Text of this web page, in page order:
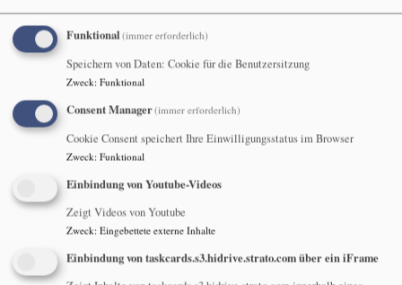
Eberhard Wunder
Man hätte zu dieser
Lutherwegwanderung in
dem Zug anreisen
durch den Wald geführten Lutherweg entschieden wir
uns, durch die schöne Wiesenaue entlang der
(manchmal glucksenden) Itz (und später der Röden)
hin zur Domäne in Rödental zu laufen. Nach knapp
Funktional (immer erforderlich)
Speichern von Daten: Cookie für die Benutzersitzung
Zweck: Funktional
Consent Manager(immer erforderlich)
Cookie Consent speichert Ihre Einwilligungsstatus im Browser
Zweck: Funktional
Einbindung von Youtube-Videos
Zeigt Videos von Youtube
Zweck: Eingebettete externe Inhalte
Einbindung von taskcards.s3.hidrive.strato.com über ein iFrame